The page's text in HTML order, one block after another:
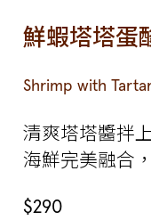
鮮蝦塔塔蛋
Shrimp with
清爽塔塔醬拌
海鮮完美融合
$290